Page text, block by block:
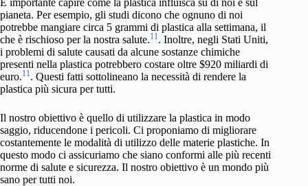
È importante capire come la plastica influisca su di noi e sul
pianeta. Per esempio, gli studi dicono che ognuno di noi
potrebbe mangiare circa 5 grammi di plastica alla settimana, il
che è rischioso per la nostra salute.11. Inoltre, negli Stati Uniti,
i problemi di salute causati da alcune sostanze chimiche
presenti nella plastica potrebbero costare oltre $920 miliardi di
euro.11. Questi fatti sottolineano la necessità di rendere la
plastica più sicura per tutti.
Il nostro obiettivo è quello di utilizzare la plastica in modo
saggio, riducendone i pericoli. Ci proponiamo di migliorare
costantemente le modalità di utilizzo delle materie plastiche. In
questo modo ci assicuriamo che siano conformi alle più recenti
norme di salute e sicurezza. Il nostro obiettivo è un mondo più
sano per tutti noi.